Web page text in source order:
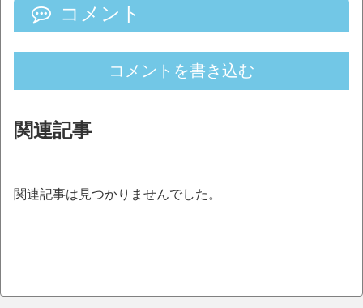
コメント
コメントを書き込む
関連記事
関連記事は見つかりませんでした。